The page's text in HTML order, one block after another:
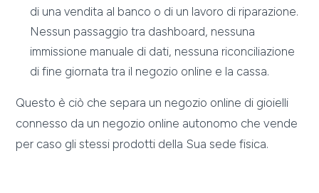
di una vendita al banco o di un lavoro di riparazione.
Nessun passaggio tra dashboard, nessuna
immissione manuale di dati, nessuna riconciliazione
di fine giornata tra il negozio online e la cassa.
Questo è ciò che separa un negozio online di gioielli
connesso da un negozio online autonomo che vende
per caso gli stessi prodotti della Sua sede fisica.